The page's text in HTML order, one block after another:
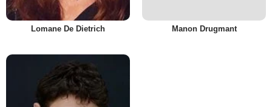
Lomane De Dietrich Manon Drugmant